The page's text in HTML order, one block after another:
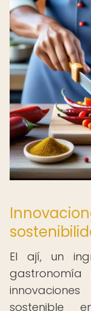
El ají, un
sostenible